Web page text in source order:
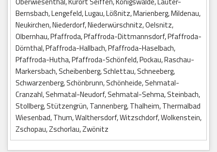
Bernsbach, Lengefeld, Lugau, Lößnitz, Marienberg, Mildenau,
Neukirchen, Niederdorf, Niederwürschnitz, Oelsnitz,
Olbernhau, Pfaffroda, Pfaffroda-Dittmannsdorf, Pfaffroda-
Dörnthal, Pfaffroda-Hallbach, Pfaffroda-Haselbach,
Pfaffroda-Hutha, Pfaffroda-Schönfeld, Pockau, Raschau-
Markersbach, Scheibenberg, Schlettau, Schneeberg,
Schwarzenberg, Schönbrunn, Schönheide, Sehmatal-
Cranzahl, Sehmatal-Neudorf, Sehmatal-Sehma, Steinbach,
Stollberg, Stützengrün, Tannenberg, Thalheim, Thermalbad
Wiesenbad, Thum, Walthersdorf, Witzschdorf, Wolkenstein,
Zschopau, Zschorlau, Zwönitz